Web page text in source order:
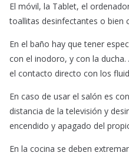
El móvil, la Tablet, el
toallitas desinfectantes o bien
En el baño hay que tener
con el inodoro, y con la
el contacto directo con los
En caso de usar el salón es
distancia de la televisión y
encendido y apagado del
En la cocina se deben